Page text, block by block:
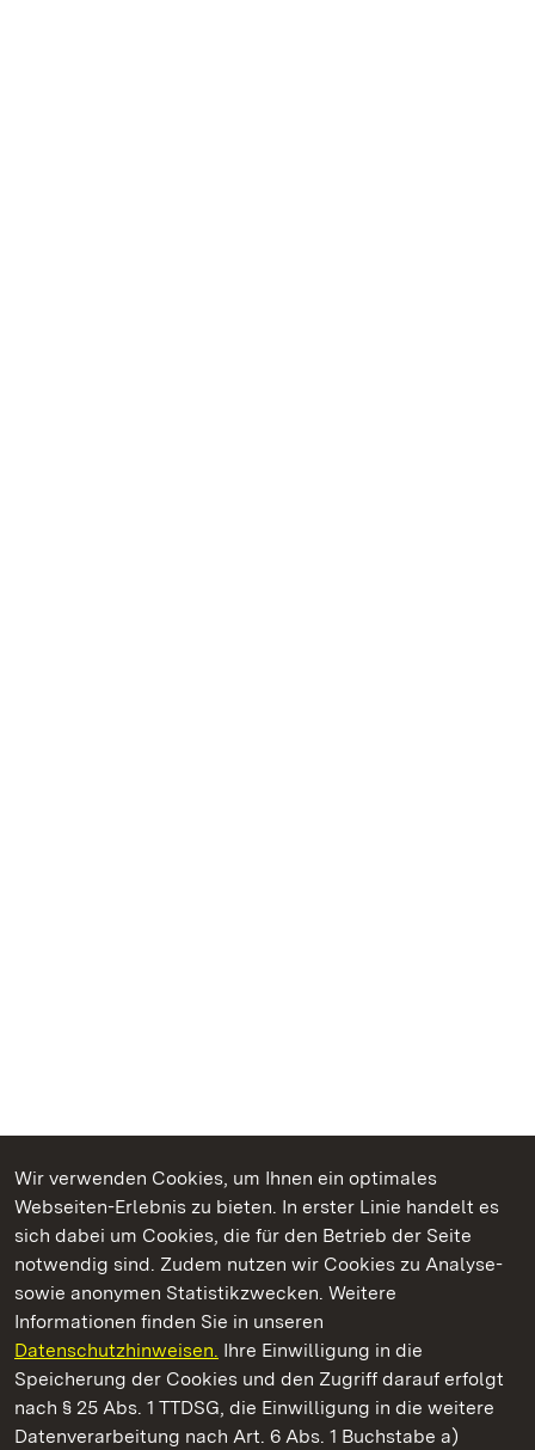
Wir verwenden Cookies, um Ihnen ein optimales
Webseiten-Erlebnis zu bieten. In erster Linie handelt es
sich dabei um Cookies, die für den Betrieb der Seite
notwendig sind. Zudem nutzen wir Cookies zu Analyse-
sowie anonymen Statistikzwecken. Weitere
Informationen finden Sie in unseren
Datenschutzhinweisen. Ihre Einwilligung in die
Speicherung der Cookies und den Zugriff darauf erfolgt
nach § 25 Abs. 1 TTDSG, die Einwilligung in die weitere
Datenverarbeitung nach Art. 6 Abs. 1 Buchstabe a)
Kommen. Staunen. Genießen.
Staatliche Schlösser und Gärten Baden‑Württemberg
Staatliche Schlösser und Gärten Baden-Württemberg